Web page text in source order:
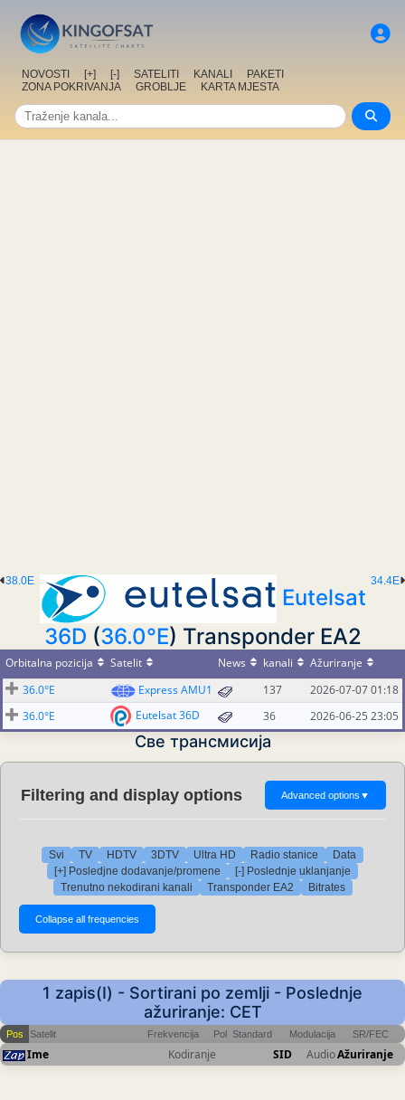
NOVOSTI [+] [-] SATELITI KANALI
PAKETI
ZONA POKRIVANJA
GROBLJE KARTA MJESTA
34.4E
38.0E
Eutelsat
36D (36.0°E) Transponder EA2
Orbitalna pozicija Satelit News kanali
Ažuriranje
36.0°E
Express AMU1 137
2026-07-07 01:18
36.0°E
Eutelsat 36D 36 2026-06-25 23:05
Све трансмисија
Filtering and display options Advanced options ▼
Svi TV HDTV 3DTV Ultra HD Radio stanice
Data
[+] Posledjne dodavanje/promene
[-] Poslednje uklanjanje
Trenutno nekodirani kanali
Transponder EA2 Bitrates
1 zapis(I) - Sortirani po zemlji - Poslednje
ažuriranje: CET
Pos Satelit Frekvencija Pol Standard Modulacija SR/FEC
Ime Kodiranje SID AudioAžuriranje